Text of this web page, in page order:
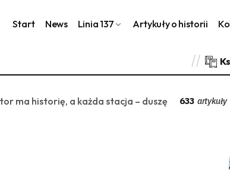
Start News Linia 137 Artykuły o historii
ma historię, a każda stacja – duszę 633 artykuły